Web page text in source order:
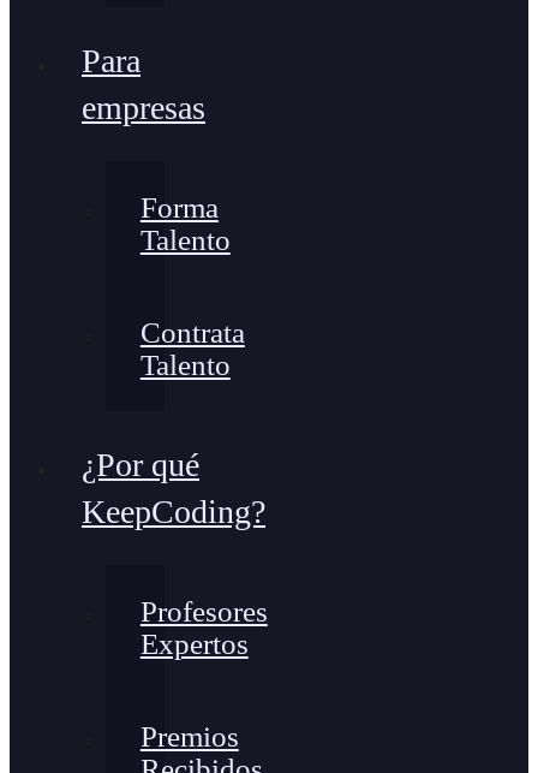
Para
empresas
Forma
Talento
Contrata
Talento
¿Por qué
KeepCoding?
Profesores
Expertos
Premios